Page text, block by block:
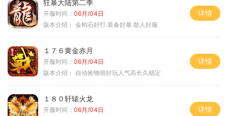
狂暴大陆第二季
开服时间： 06月/04日
版本介绍： 金刚石好打.装备好暴.散人好服
详情
１７６黄金赤月
开服时间： 06月/04日
版本介绍： 自动捡物很好玩人气高长久稳定
详情
１８０轩辕火龙
开服时间： 06月/04日
详情